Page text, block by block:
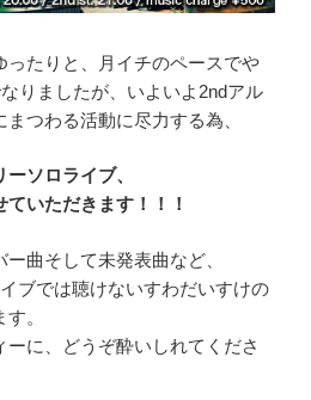
ったりと、月イチのペースでや
りましたが、いよいよ2ndアル
つわる活動に尽力する為、
ソロライブ、
いただきます！！！
曲そして未発表曲など、
ブでは聴けないすわだいすけの
。
に、どうぞ酔いしれてくださ